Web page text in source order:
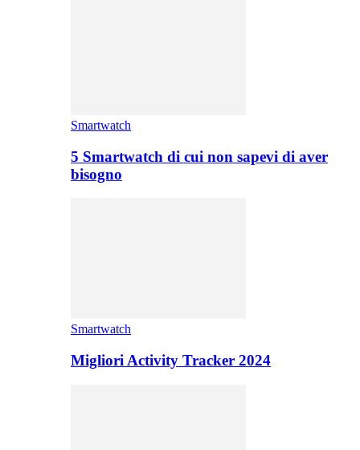
Smartwatch
5 Smartwatch di cui non sapevi di aver
bisogno
Smartwatch
Migliori Activity Tracker 2024